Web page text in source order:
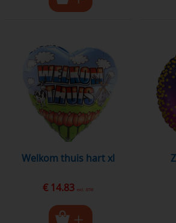
welkom thuis hart xl
€ 14.83 excl. BTW